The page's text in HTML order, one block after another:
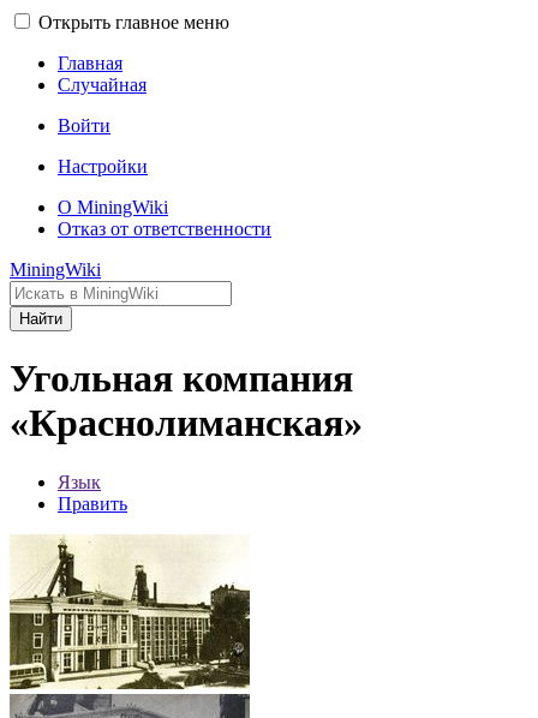
Открыть главное меню
Главная
Случайная
Войти
Настройки
О MiningWiki
Отказ от ответственности
MiningWiki
Найти
Угольная компания
«Краснолиманская»
Язык
Править